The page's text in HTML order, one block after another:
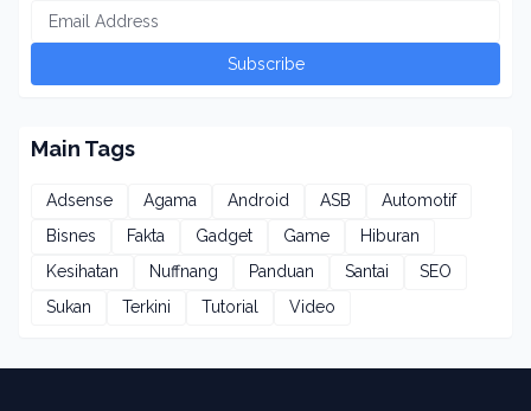
Main Tags
Adsense Agama Android ASB
Automotif
Bisnes
Fakta Gadget Game
Hiburan
Kesihatan
Nuffnang Panduan Santai
SEO
Sukan
Terkini Tutorial Video